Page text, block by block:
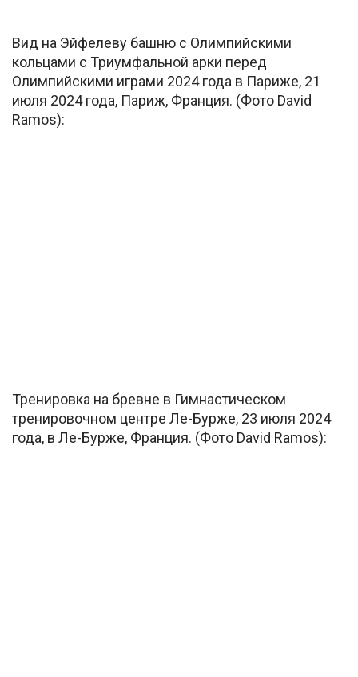
Вид на Эйфелеву башню с Олимпийскими
кольцами с Триумфальной арки перед
Олимпийскими играми 2024 года в Париже, 21
июля 2024 года, Париж, Франция. (Фото David
Ramos):
Тренировка на бревне в Гимнастическом
тренировочном центре Ле-Бурже, 23 июля 2024
года, в Ле-Бурже, Франция. (Фото David Ramos):